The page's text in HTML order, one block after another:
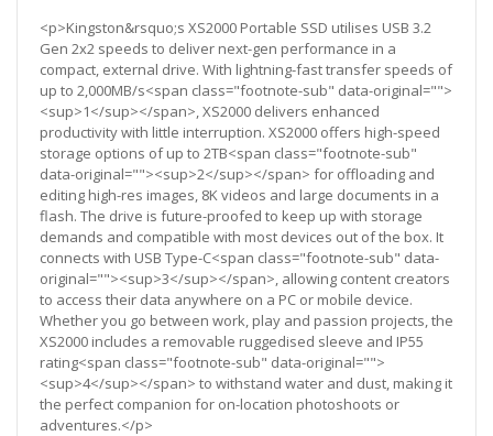
<p>Kingston&rsquo;s XS2000 Portable SSD utilises USB 3.2
Gen 2x2 speeds to deliver next-gen performance in a
compact, external drive. With lightning-fast transfer speeds of
up to 2,000MB/s<span class="footnote-sub" data-original="">
<sup>1</sup></span>, XS2000 delivers enhanced
productivity with little interruption. XS2000 offers high-speed
storage options of up to 2TB<span class="footnote-sub"
data-original=""><sup>2</sup></span> for offloading and
editing high-res images, 8K videos and large documents in a
flash. The drive is future-proofed to keep up with storage
demands and compatible with most devices out of the box. It
connects with USB Type-C<span class="footnote-sub" data-
original=""><sup>3</sup></span>, allowing content creators
to access their data anywhere on a PC or mobile device.
Whether you go between work, play and passion projects, the
XS2000 includes a removable ruggedised sleeve and IP55
rating<span class="footnote-sub" data-original="">
<sup>4</sup></span> to withstand water and dust, making it
the perfect companion for on-location photoshoots or
adventures.</p>